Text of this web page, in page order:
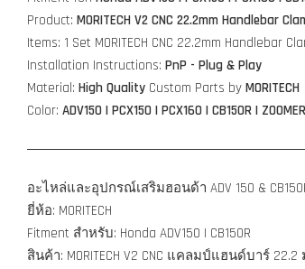
Product: MORITECH V2 CNC 22.2mm Handlebar
Items: 1 Set MORITECH CNC 22.2mm Handlebar
Installation Instructions: PnP - Plug & Play
Material: High Quality Custom Parts by MORITECH
Color: ADV150 | PCX150 | PCX160 | CB150R |
อะไหล่และอุปกรณ์เสริมฮอนด้า ADV 150 &
ยี่ห้อ: MORITECH
Fitment สำหรับ: Honda ADV150 | CB150R
สินค้า: MORITECH V2 CNC แคลมป์แฮนด์บาร์ 22.2